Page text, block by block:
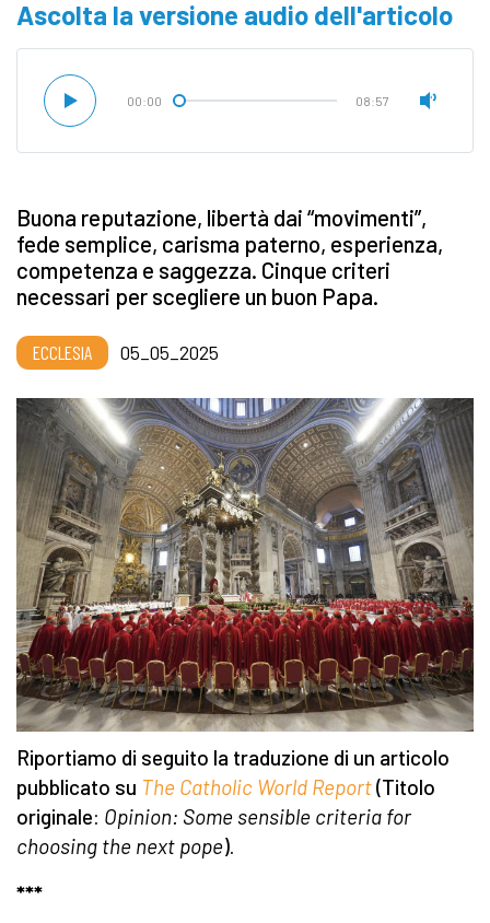
Ascolta la versione audio dell'articolo
00:00 08:57
Buona reputazione, libertà dai “movimenti”,
fede semplice, carisma paterno, esperienza,
competenza e saggezza. Cinque criteri
necessari per scegliere un buon Papa.
ECCLESIA 05_05_2025
Riportiamo di seguito la traduzione di un articolo
pubblicato su The Catholic World Report(Titolo
originale: Opinion: Some sensible criteria for
choosing the next pope).
***